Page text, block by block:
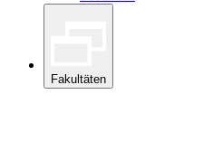
Fakultäten